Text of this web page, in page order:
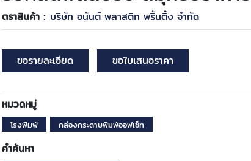
ตราสินค้า : บริษัท อนันต์ พลาสติก พริ้นติ้ง จำกัด
ขอรายละเอียด ขอใบเสนอราคา
หมวดหมู่
โรงพิมพ์ กล่องกระดาษพิมพ์ออฟเซ็ท
คำค้นหา